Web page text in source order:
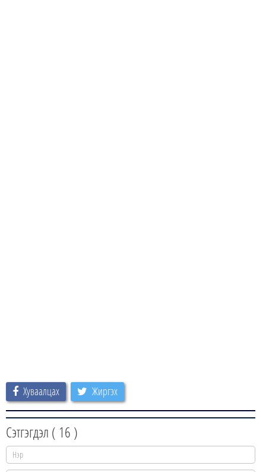
Хуваалцах Жиргэх
Сэтгэгдэл ( 16 )